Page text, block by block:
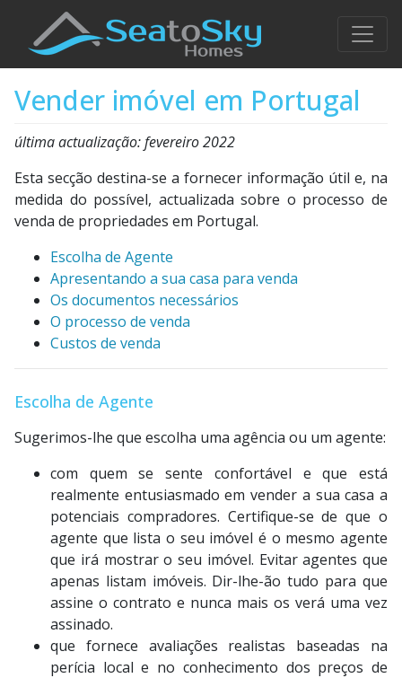
Vender imóvel em Portugal
última actualização: fevereiro 2022
Esta secção destina-se a fornecer informação útil e, na
medida do possível, actualizada sobre o processo de
venda de propriedades em Portugal.
Escolha de Agente
Apresentando a sua casa para venda
Os documentos necessários
O processo de venda
Custos de venda
Escolha de Agente
Sugerimos-lhe que escolha uma agência ou um agente:
com quem se sente confortável e que está
realmente entusiasmado em vender a sua casa a
potenciais compradores. Certifique-se de que o
agente que lista o seu imóvel é o mesmo agente
que irá mostrar o seu imóvel. Evitar agentes que
apenas listam imóveis. Dir-lhe-ão tudo para que
assine o contrato e nunca mais os verá uma vez
assinado.
que fornece avaliações realistas baseadas na
perícia local e no conhecimento dos preços de